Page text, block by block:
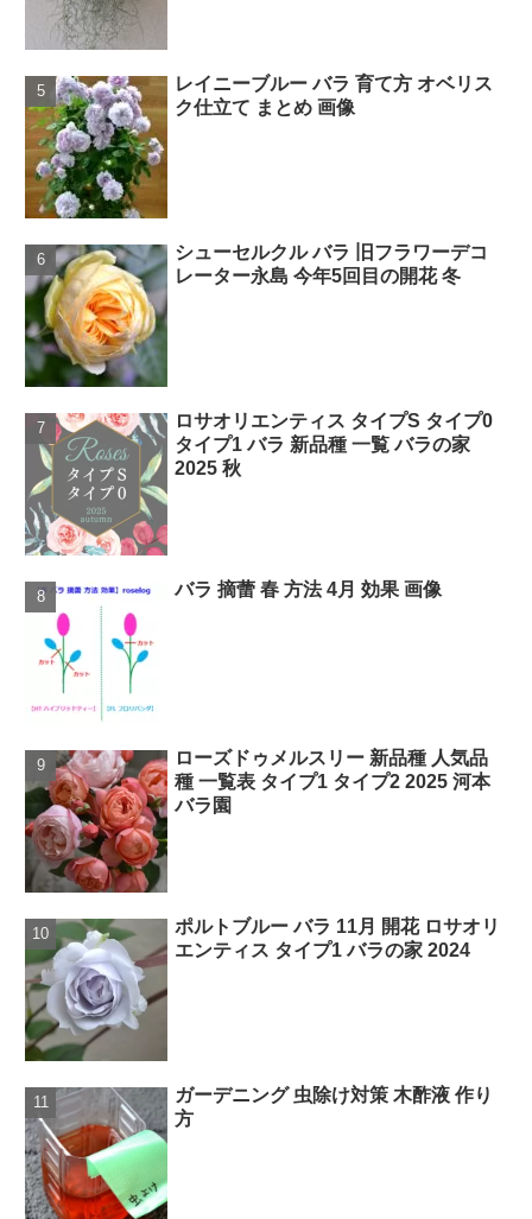
レイニーブルー バラ 育て方 オベリス
ク仕立て まとめ 画像
シューセルクル バラ 旧フラワーデコ
レーター永島 今年5回目の開花 冬
ロサオリエンティス タイプS タイプ0
タイプ1 バラ 新品種 一覧 バラの家
2025 秋
バラ 摘蕾 春 方法 4月 効果 画像
ローズドゥメルスリー 新品種 人気品
種 一覧表 タイプ1 タイプ2 2025 河本
バラ園
ポルトブルー バラ 11月 開花 ロサオリ
エンティス タイプ1 バラの家 2024
ガーデニング 虫除け対策 木酢液 作り
方